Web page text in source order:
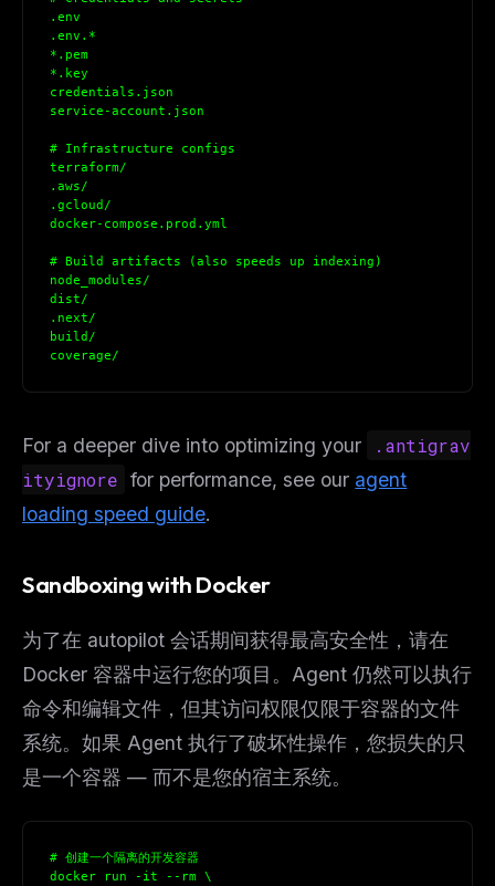
.env
.env.*
*.pem
*.key
credentials.json
service-account.json
# Infrastructure configs
terraform/
.aws/
.gcloud/
docker-compose.prod.yml
# Build artifacts (also speeds up indexing)
node_modules/
dist/
.next/
build/
coverage/
For a deeper dive into optimizing your
.antigrav
ityignore for performance, see our agent
loading speed guide.
Sandboxing with Docker
为了在 autopilot 会话期间获得最高安全性，请在
Docker 容器中运行您的项目。Agent 仍然可以执行
命令和编辑文件，但其访问权限仅限于容器的文件
系统。如果 Agent 执行了破坏性操作，您损失的只
是一个容器 — 而不是您的宿主系统。
# 创建一个隔离的开发容器
docker run -it --rm \